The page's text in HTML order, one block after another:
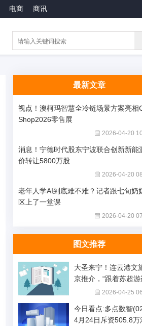
电商 商讯
最新文章
视点！澳柯玛智慧全冷链场景方案亮相
Shop2026零售展
2026-04-20
消息！宁德时代股东宁波联合创新新能
价转让5800万股
2026-04-20
老年人学AI到底难不难？记者跟七旬奶
区上了一堂课
2026-04-20
图文推荐
大圣来宁！连云港文
京推介，“跟着苏超游
港”三大线路邀南京
2026-04-25
今日看点:多点数智
4月24日斥资505.8万